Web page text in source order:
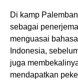
Di kamp
sebagai
menguasai
Indonesia,
juga
mendapatkan